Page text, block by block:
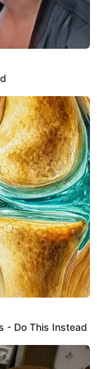
Núñez
tras